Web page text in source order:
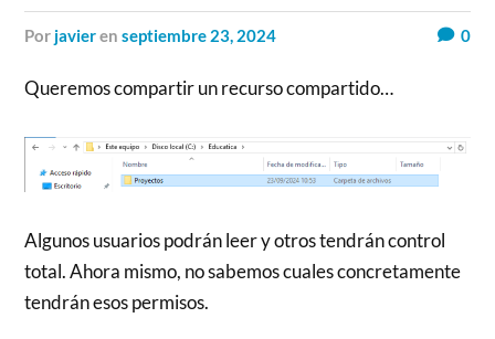
por javierenseptiembre 23, 2024 0
Queremos compartir un recurso compartido…
Algunos usuarios podrán leer y otros tendrán control
total. Ahora mismo, no sabemos cuales concretamente
tendrán esos permisos.